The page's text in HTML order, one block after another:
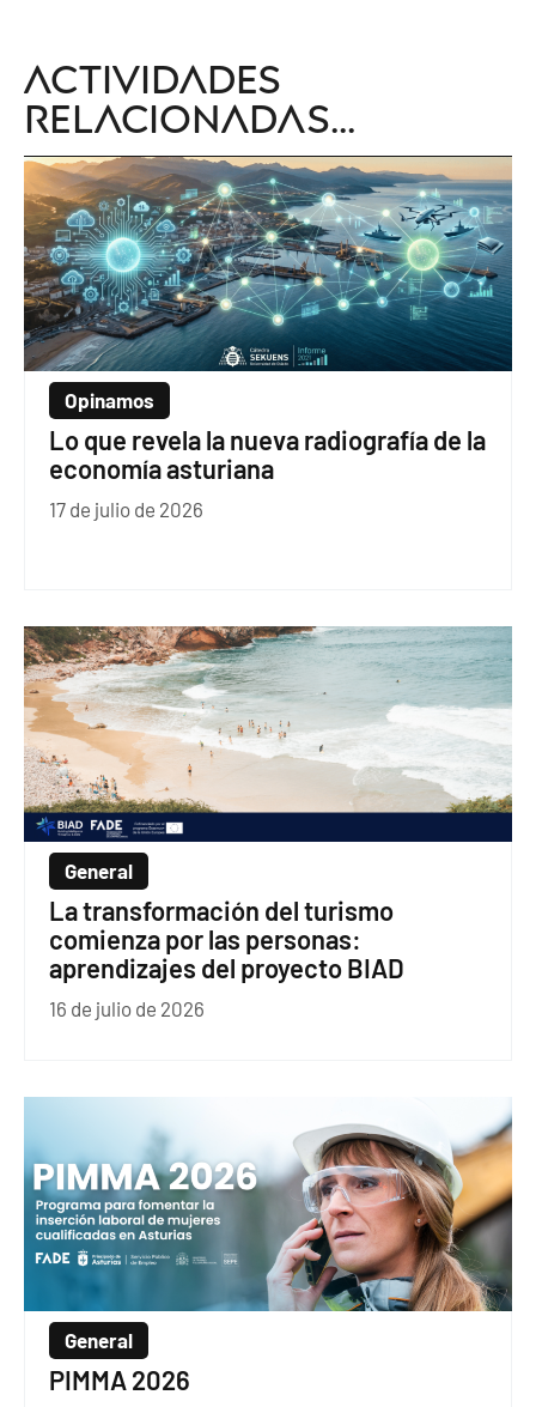
Actividades
relacionadas...
Opinamos
Lo que revela la nueva radiografía de la
economía asturiana
17 de julio de 2026
General
La transformación del turismo
comienza por las personas:
aprendizajes del proyecto BIAD
16 de julio de 2026
General
PIMMA 2026